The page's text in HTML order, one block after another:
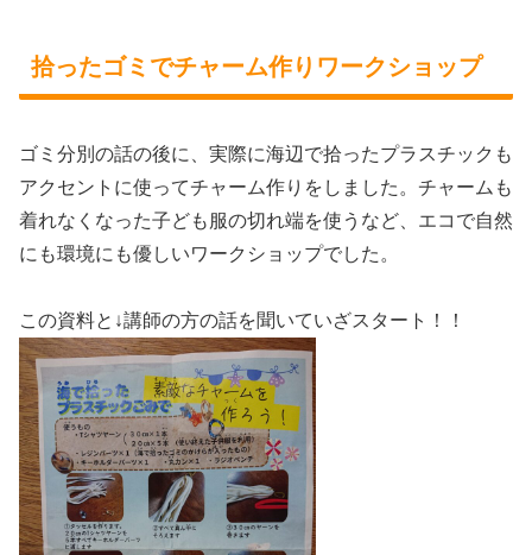
拾ったゴミでチャーム作りワークショップ
ゴミ分別の話の後に、実際に海辺で拾ったプラスチックも
アクセントに使ってチャーム作りをしました。チャームも
着れなくなった子ども服の切れ端を使うなど、エコで自然
にも環境にも優しいワークショップでした。
この資料と↓講師の方の話を聞いていざスタート！！